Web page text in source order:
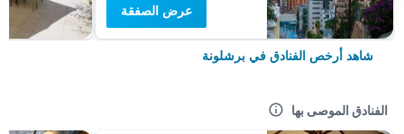
عرض الصفقة
شاهد أرخص الفنادق في برشلونة
الفنادق الموصى بها